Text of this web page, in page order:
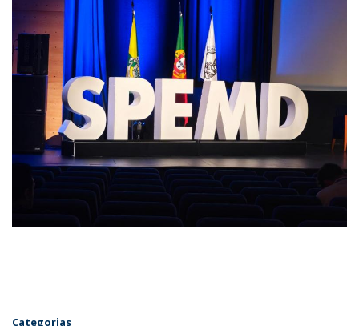
Categorias